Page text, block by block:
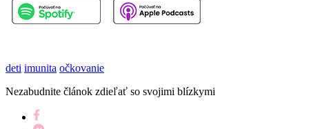
deti imunita očkovanie
Nezabudnite článok zdieľať so svojimi blízkymi